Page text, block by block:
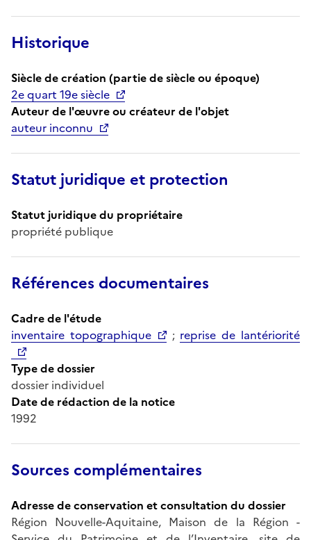
Historique
Siècle de création (partie de siècle ou époque)
2e quart 19e siècle
Auteur de l'œuvre ou créateur de l'objet
auteur inconnu
Statut juridique et protection
Statut juridique du propriétaire
propriété publique
Références documentaires
Cadre de l'étude
inventaire topographique
; reprise de lantériorité
Type de dossier
dossier individuel
Date de rédaction de la notice
1992
Sources complémentaires
Adresse de conservation et consultation du dossier
Région Nouvelle-Aquitaine, Maison de la Région -